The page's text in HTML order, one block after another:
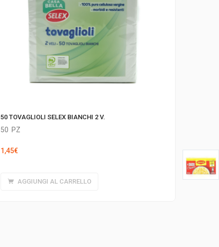
50 TOVAGLIOLI SELEX BIANCHI 2 V.
50 PZ
1,45€
AGGIUNGI AL CARRELLO